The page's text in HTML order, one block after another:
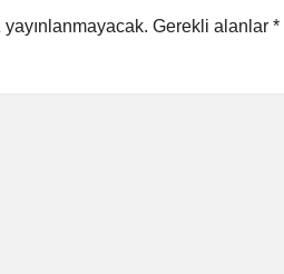
Gerekli alanlar *